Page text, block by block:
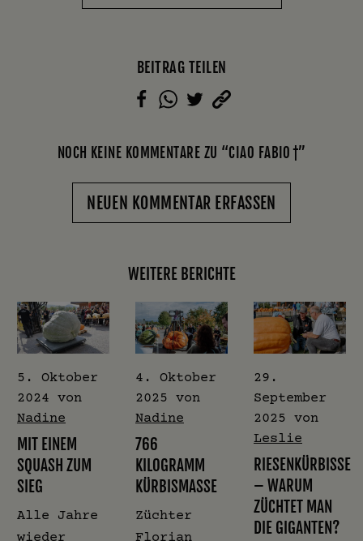
BEITRAG TEILEN
NOCH KEINE KOMMENTARE ZU “CIAO FABIO †”
NEUEN KOMMENTAR ERFASSEN
WEITERE BERICHTE
5. Oktober
2024 von
Nadine
MIT EINEM
SQUASH ZUM
SIEG
Alle Jahre
wieder
4. Oktober
2025 von
Nadine
766
KILOGRAMM
KÜRBISMASSE
Züchter
Florian
29.
September
2025 von
Leslie
RIESENKÜRBISSE
– WARUM
ZÜCHTET MAN
DIE GIGANTEN?